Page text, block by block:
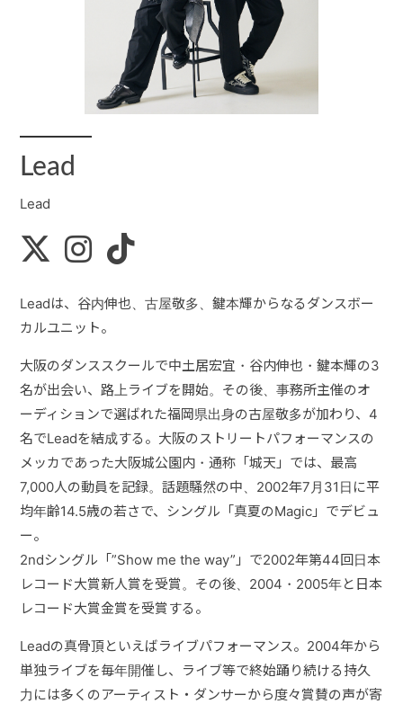
NEWS
お問い合せ
ACCESS
Lead
Lead
Leadは、谷内伸也、古屋敬多、鍵本輝からなるダンスボー
カルユニット。
大阪のダンススクールで中土居宏宜・谷内伸也・鍵本輝の3
名が出会い、路上ライブを開始。その後、事務所主催のオ
ーディションで選ばれた福岡県出身の古屋敬多が加わり、4
名でLeadを結成する。大阪のストリートパフォーマンスの
メッカであった大阪城公園内・通称「城天」では、最高
7,000人の動員を記録。話題騒然の中、2002年7月31日に平
均年齢14.5歳の若さで、シングル「真夏のMagic」でデビュ
ー。
2ndシングル「”Show me the way”」で2002年第44回日本
レコード大賞新人賞を受賞。その後、2004・2005年と日本
レコード大賞金賞を受賞する。
Leadの真骨頂といえばライブパフォーマンス。2004年から
単独ライブを毎年開催し、ライブ等で終始踊り続ける持久
力には多くのアーティスト・ダンサーから度々賞賛の声が寄